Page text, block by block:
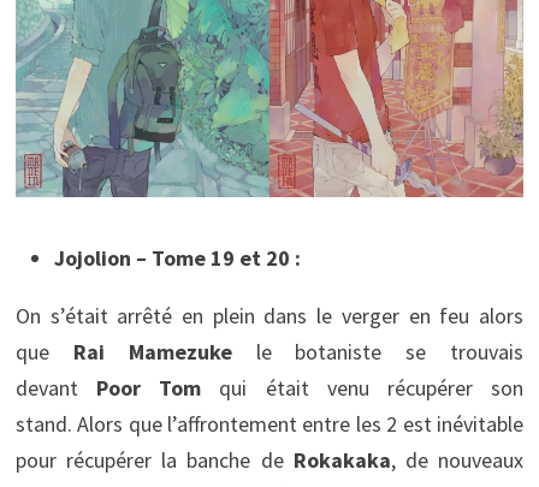
Jojolion – Tome 19 et 20 :
On s’était arrêté en plein dans le verger en feu alors
que Rai Mamezuke le botaniste se trouvais
devant Poor Tom qui était venu récupérer son
stand. Alors que l’affrontement entre les 2 est inévitable
pour récupérer la banche de Rokakaka, de nouveaux